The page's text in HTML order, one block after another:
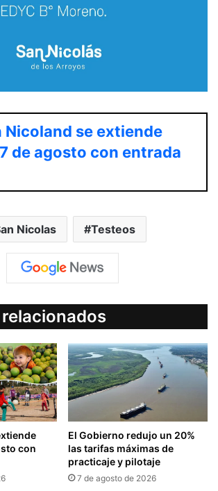
Nicoland se extiende
de agosto con entrada
Nicolas Testeos
con
El Gobierno redujo un 20%
las tarifas máximas de
practicaje y pilotaje
7 de agosto de 2026